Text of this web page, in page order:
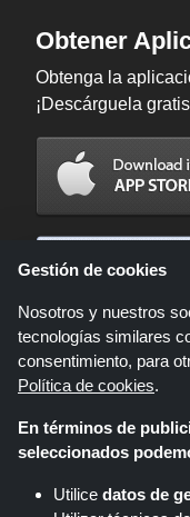
Obtener
Obtenga la
¡Descárguela
Shoppingspout.com/es
cupones; Estas ofertas
cuando usted
Gestión de cookies
Nosotros y nuestros
tecnologías similares
consentimiento, para
Política de cookies.
En términos de
seleccionados
Utilice datos de